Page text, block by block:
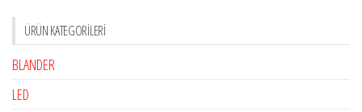
ÜRÜN KATEGORILERI
BLANDER
LED